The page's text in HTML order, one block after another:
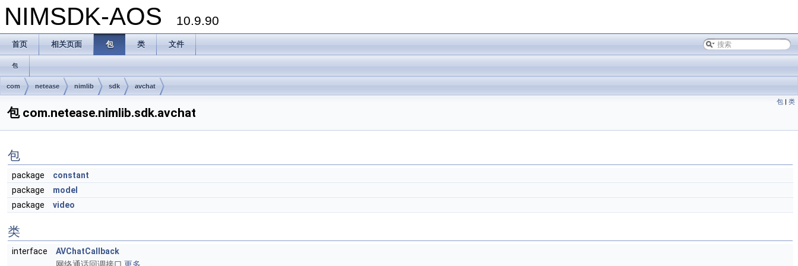
NIMSDK-AOS 10.9.90
首页 相关页面 包 类 文件
包
com netease nimlib sdk avchat
包 | 类
包 com.netease.nimlib.sdk.avchat
包
package
constant
package
model
package
video
类
interface
AVChatCallback